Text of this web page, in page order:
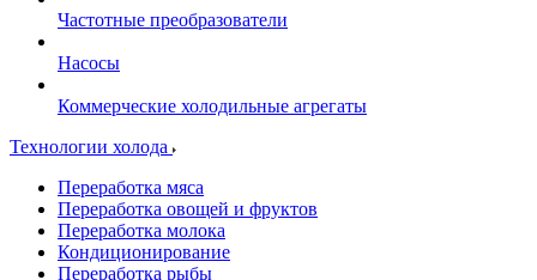
Частотные преобразователи
Насосы
Коммерческие холодильные агрегаты
Технологии холода
Переработка мяса
Переработка овощей и фруктов
Переработка молока
Кондиционирование
Переработка рыбы